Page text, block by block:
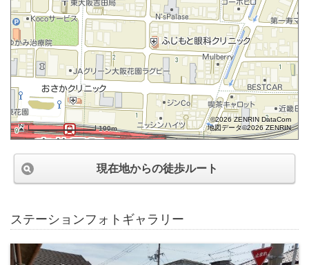
100m
©2026 ZENRIN DataCom
地図データ©2026 ZENRIN
現在地からの徒歩ルート
ステーションフォトギャラリー